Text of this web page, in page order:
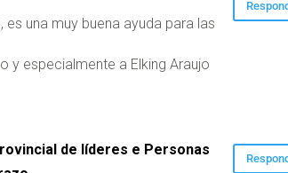
una muy buena ayuda para las
y especialmente a Elking Araujo
de líderes e Personas